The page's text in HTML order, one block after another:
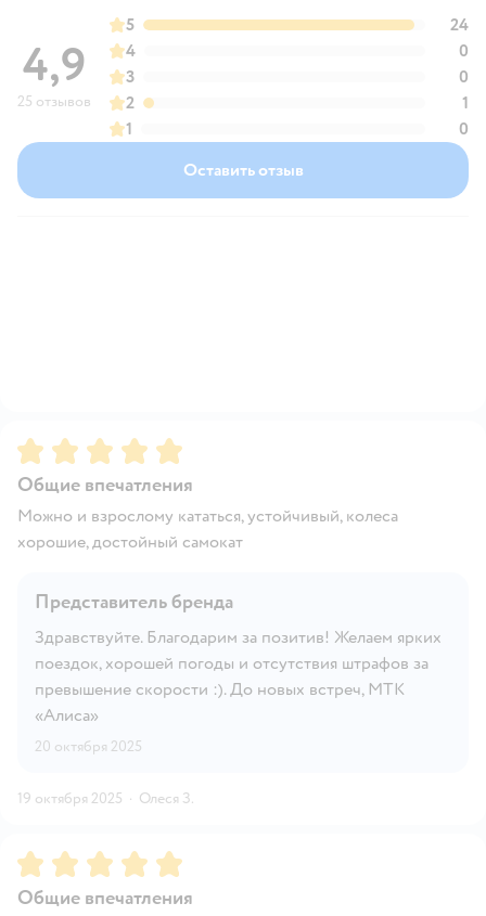
4,9
25 отзывов
5
24
4
0
3
0
2
1
1
0
Оставить отзыв
Рейтинг:5
Общие впечатления
Можно и взрослому кататься, устойчивый, колеса
хорошие, достойный самокат
Представитель бренда
Здравствуйте. Благодарим за позитив! Желаем ярких
поездок, хорошей погоды и отсутствия штрафов за
превышение скорости :). До новых встреч, МТК
«Алиса»
20 октября 2025
19 октября 2025 · Олеся З.
Рейтинг:5
Общие впечатления